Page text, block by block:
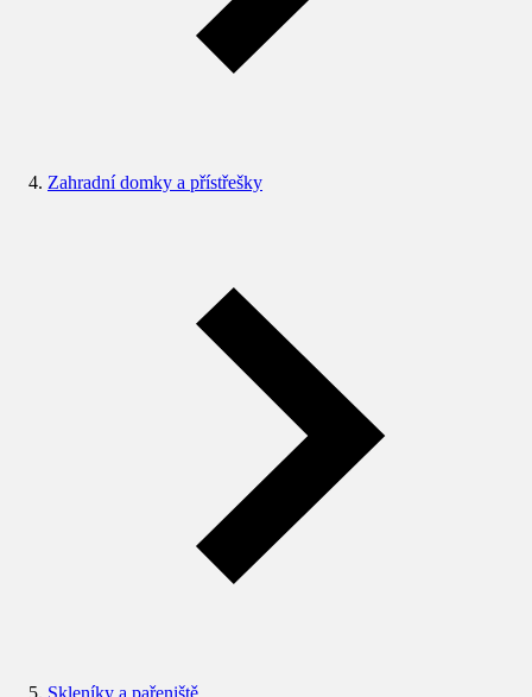
Zahradní domky a přístřešky
Skleníky a pařeniště